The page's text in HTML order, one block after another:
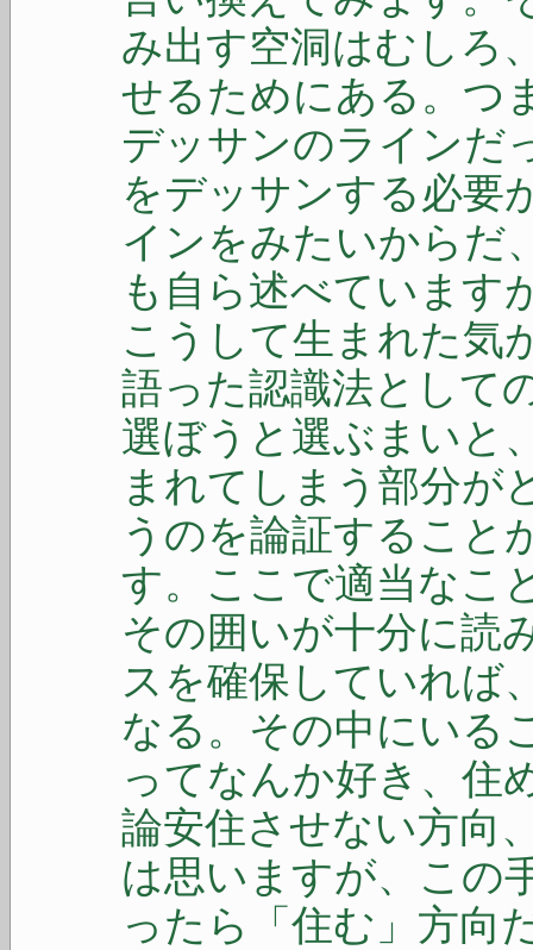
み出す空洞はむしろ
せるためにある。つ
デッサンのラインだ
をデッサンする必要
インをみたいからだ
も自ら述べています
こうして生まれた気
語った認識法として
選ぼうと選ぶまいと
まれてしまう部分が
うのを論証すること
す。ここで適当なこ
その囲いが十分に読
スを確保していれば
なる。その中にいる
ってなんか好き、住
論安住させない方向
は思いますが、この
ったら「住む」方向